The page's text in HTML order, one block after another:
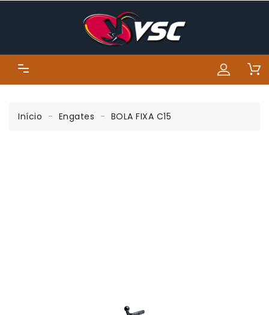
Início Engates BOLA FIXA C15